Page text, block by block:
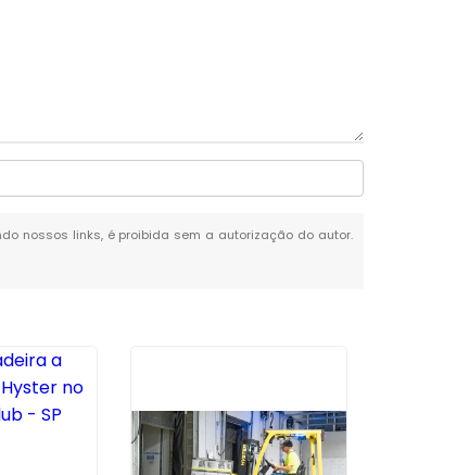
nossos links, é proibida sem a autorização do autor.